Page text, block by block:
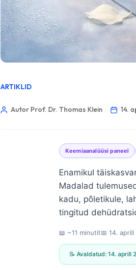
ARTIKLID
Autor Prof. Dr. Thomas Klein 14.
Keemiaanalüüsi paneel
Enamikul
Madalad
kadu, põletikule,
tingitud
📖 ~11 minutit📅 14.
📝 Avaldatud: 14. aprill